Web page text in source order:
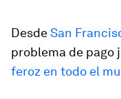
DesdeSan
problema de pago
feroz en todo el